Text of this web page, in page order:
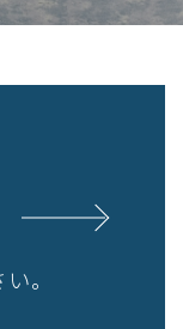
。